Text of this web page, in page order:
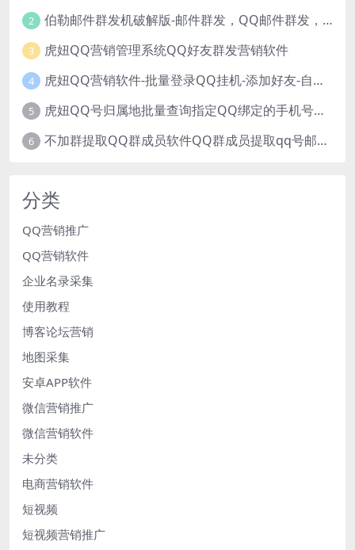
2 伯勒邮件群发机破解版-邮件群发，QQ邮件群发，邮件群发软件，伯乐邮件群发工具，邮件群发器
3 虎妞QQ营销管理系统QQ好友群发营销软件
4 虎妞QQ营销软件-批量登录QQ挂机-添加好友-自动加群-群发消息-临时会话
5 虎妞QQ号归属地批量查询指定QQ绑定的手机号软件
6 不加群提取QQ群成员软件QQ群成员提取qq号邮箱软件
分类
QQ营销推广
QQ营销软件
企业名录采集
使用教程
博客论坛营销
地图采集
安卓APP软件
微信营销推广
微信营销软件
未分类
电商营销软件
短视频
短视频营销推广